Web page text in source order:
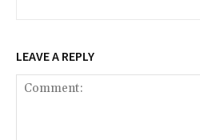
LEAVE A REPLY